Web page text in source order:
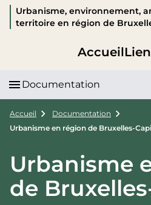
Urbanisme, environnement,
territoire en région de
Accueil
Documentation
Accueil
Documentation
Urbanisme en région de Bruxelles-
Urbanisme
de